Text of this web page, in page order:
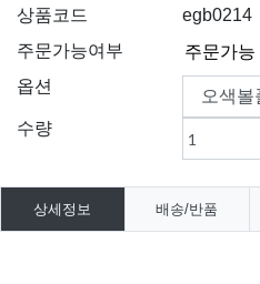
상품코드
egb0214
주문가능여부
옵션
수량
상세정보 배송/반품